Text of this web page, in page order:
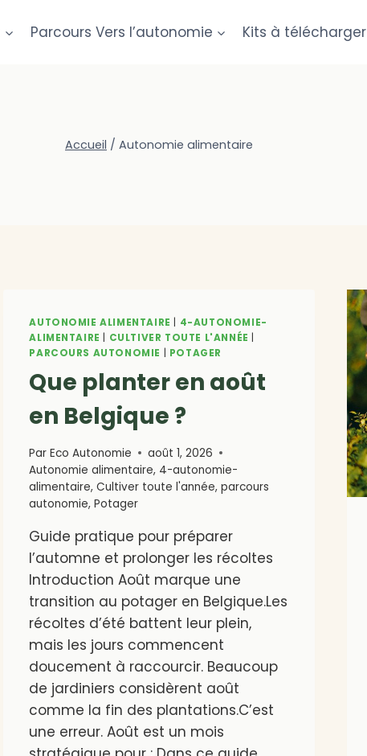
Parcours Vers l’autonomie Kits à télécharger
Accueil / Autonomie alimentaire
AUTONOMIE ALIMENTAIRE
4-AUTONOMIE-
ALIMENTAIRE
CULTIVER TOUTE L'ANNÉE
PARCOURS AUTONOMIE
POTAGER
Que planter en août
en Belgique ?
Par Eco Autonomie
août 1, 2026
Autonomie alimentaire, 4-autonomie-
alimentaire,Cultiver toute l'année,parcours
autonomie,Potager
Guide pratique pour préparer
l’automne et prolonger les récoltes
Introduction Août marque une
transition au potager en Belgique.Les
récoltes d’été battent leur plein,
mais les jours commencent
doucement à raccourcir. Beaucoup
de jardiniers considèrent août
comme la fin des plantations.C’est
une erreur. Août est un mois